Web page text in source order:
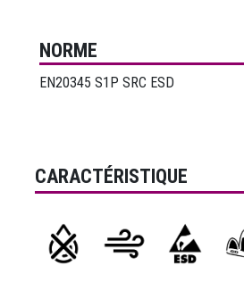
NORME
EN20345 S1P SRC ESD
CARACTÉRISTIQUE